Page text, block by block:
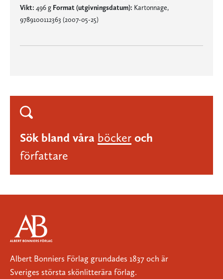
Vikt: 496 g Format (utgivningsdatum): Kartonnage,
9789100112363 (2007-05-25)
Sök bland våra böcker och
författare
Albert Bonniers Förlag grundades 1837 och är
Sveriges största skönlitterära förlag.